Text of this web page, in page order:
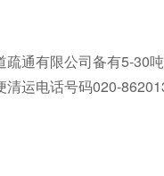
疏通有限公司备有5-30
清运电话号码020-